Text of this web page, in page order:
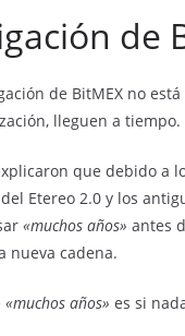
de
de BitMEX no
lleguen a tiempo.
que debido
Etereo 2.0 y los
«muchos años» antes
nueva cadena.
«muchos años» es si